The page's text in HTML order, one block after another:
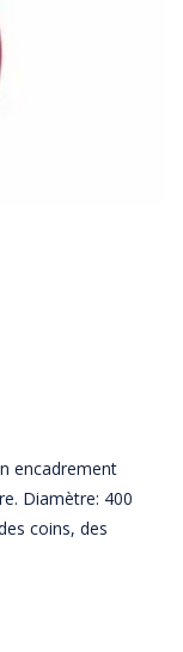
encadrement
Diamètre: 400
coins, des